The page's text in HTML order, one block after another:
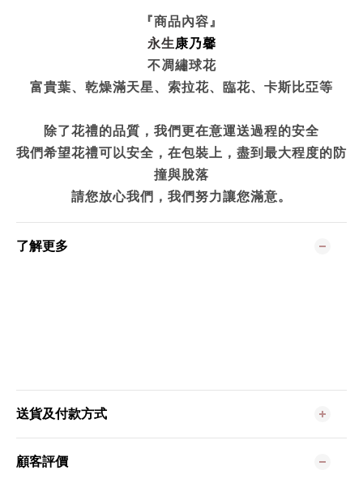
『商品內容』
永生康乃馨
不凋繡球花
富貴葉、乾燥滿天星、索拉花、臨花、卡斯比亞等
除了花禮的品質，我們更在意運送過程的安全
我們希望花禮可以安全，在包裝上，盡到最大程度的防
撞與脫落
請您放心我們，我們努力讓您滿意。
了解更多
送貨及付款方式
顧客評價